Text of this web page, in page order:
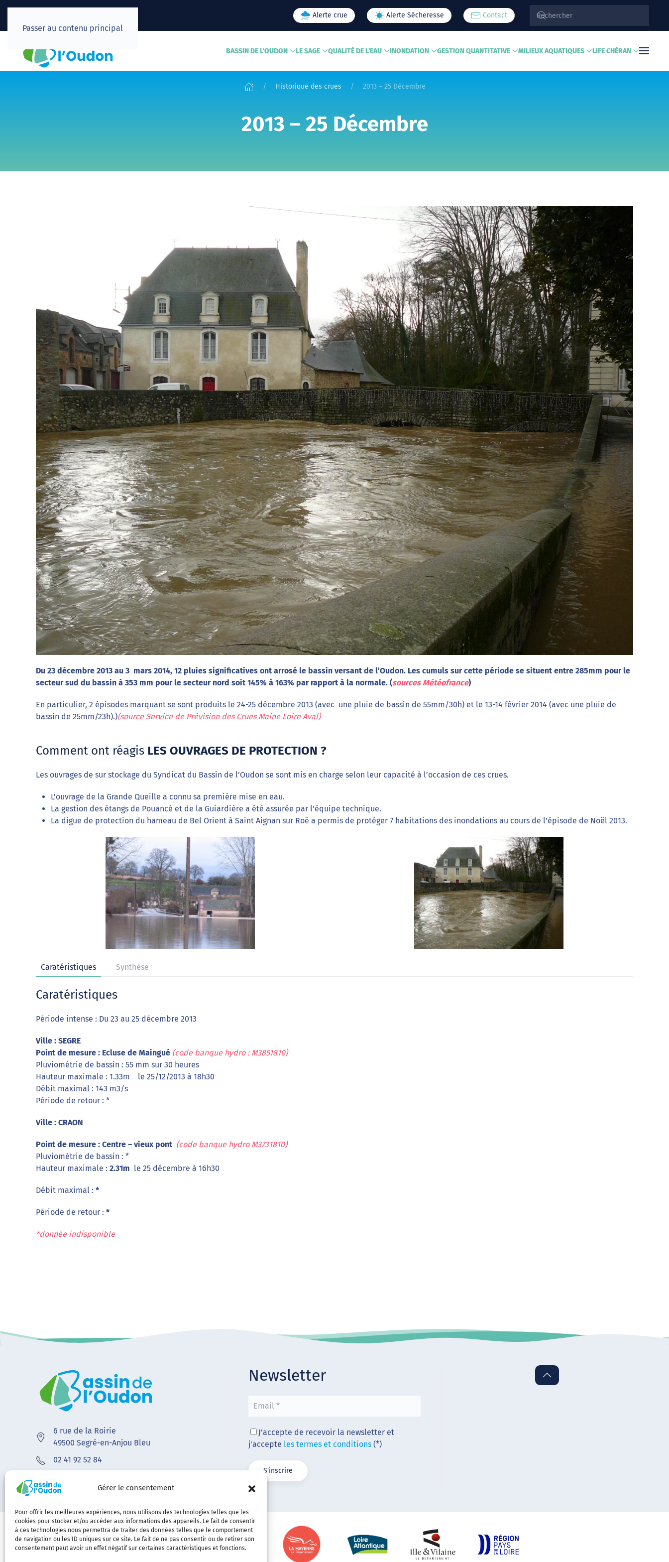
Gérer le consentement
Pour offrir les meilleures expériences, nous utilisons des technologies telles que les
cookies pour stocker et/ou accéder aux informations des appareils. Le fait de consentir
à ces technologies nous permettra de traiter des données telles que le comportement
de navigation ou les ID uniques sur ce site. Le fait de ne pas consentir ou de retirer son
consentement peut avoir un effet négatif sur certaines caractéristiques et fonctions.
Passer au contenu principal
Alerte crue Alerte Sécheresse Contact
BASSIN DE L'OUDON LE SAGE QUALITÉ DE L'EAU INONDATION GESTION QUANTITATIVE MILIEUX AQUATIQUES LIFE CHÉRAN
Historique des crues 2013 – 25 Décembre
2013 – 25 Décembre
Du 23 décembre 2013 au 3 mars 2014, 12 pluies significatives ont arrosé le bassin versant de l’Oudon. Les cumuls sur cette période se situent entre 285mm pour le
secteur sud du bassin à 353 mm pour le secteur nord soit 145% à 163% par rapport à la normale. (sources Météofrance)
En particulier, 2 épisodes marquant se sont produits le 24-25 décembre 2013 (avec une pluie de bassin de 55mm/30h) et le 13-14 février 2014 (avec une pluie de
bassin de 25mm/23h).)(source Service de Prévision des Crues Maine Loire Aval)
Comment ont réagis LES OUVRAGES DE PROTECTION ?
Les ouvrages de sur stockage du Syndicat du Bassin de l’Oudon se sont mis en charge selon leur capacité à l’occasion de ces crues.
L’ouvrage de la Grande Queille a connu sa première mise en eau.
La gestion des étangs de Pouancé et de la Guiardière a été assurée par l’équipe technique.
La digue de protection du hameau de Bel Orient à Saint Aignan sur Roë a permis de protéger 7 habitations des inondations au cours de l’épisode de Noël 2013.
Caratéristiques Synthèse
Caratéristiques
Période intense : Du 23 au 25 décembre 2013
Ville : SEGRE
Point de mesure : Ecluse de Maingué (code banque hydro : M3851810)
Pluviométrie de bassin : 55 mm sur 30 heures
Hauteur maximale : 1.33m le 25/12/2013 à 18h30
Débit maximal : 143 m3/s
Période de retour : *
Ville : CRAON
Point de mesure : Centre – vieux pont (code banque hydro M3731810)
Pluviométrie de bassin : *
Hauteur maximale : 2.31m le 25 décembre à 16h30
Débit maximal : *
Période de retour : *
*donnée indisponible
6 rue de la Roirie
49500 Segré-en-Anjou Bleu
02 41 92 52 84
Newsletter
J'accepte de recevoir la newsletter et
j'accepte les termes et conditions(*)